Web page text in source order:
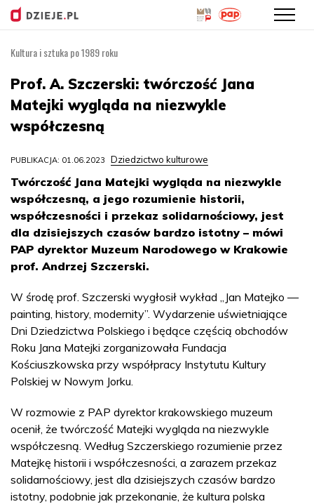
treści
Kultura i sztuka po 1989 roku
Prof. A. Szczerski: twórczość Jana
Matejki wygląda na niezwykle
współczesną
PUBLIKACJA: 01.06.2023 Dziedzictwo kulturowe
Twórczość Jana Matejki wygląda na niezwykle
współczesną, a jego rozumienie historii,
współczesności i przekaz solidarnościowy, jest
dla dzisiejszych czasów bardzo istotny – mówi
PAP dyrektor Muzeum Narodowego w Krakowie
prof. Andrzej Szczerski.
W środę prof. Szczerski wygłosił wykład „Jan Matejko —
painting, history, modernity”. Wydarzenie uświetniające
Dni Dziedzictwa Polskiego i będące częścią obchodów
Roku Jana Matejki zorganizowała Fundacja
Kościuszkowska przy współpracy Instytutu Kultury
Polskiej w Nowym Jorku.
W rozmowie z PAP dyrektor krakowskiego muzeum
ocenił, że twórczość Matejki wygląda na niezwykle
współczesną. Według Szczerskiego rozumienie przez
Matejkę historii i współczesności, a zarazem przekaz
solidarnościowy, jest dla dzisiejszych czasów bardzo
istotny, podobnie jak przekonanie, że kultura polska